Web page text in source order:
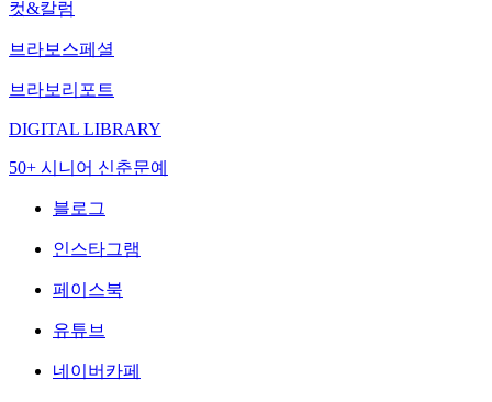
컷&칼럼
브라보스페셜
브라보리포트
DIGITAL LIBRARY
50+ 시니어 신춘문예
블로그
인스타그램
페이스북
유튜브
네이버카페